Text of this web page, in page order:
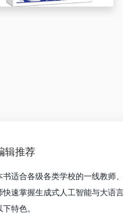
辑推荐
书适合各级各类学校的一线教师
快速掌握生成式人工智能与大语
下特色。